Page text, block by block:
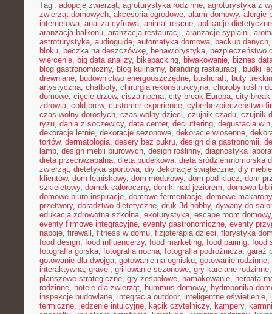
Tagi: adopcje zwierząt, agroturystyka rodzinne, agroturystyka z
zwierząt domowych, akcesoria ogrodowe, alarm domowy, alergie
internetowa, analiza cyfrowa, animal rescue, aplikacje dietetyczne
aranżacja balkonu, aranżacja restauracji, aranżacje sypialni,
astroturystyka, audioguide, automatyka domowa, backup danych
bloku, beczka na deszczówkę, behawiorystyka, bezpieczeństwo
wiercenie, big data analizy, bikepacking, biwakowanie, biznes
blog gastronomiczny, blog kulinarny, branding restauracji, budki
drewniane, budownictwo energooszczędne, bushcraft, buty
artystyczna, chatboty, chirurgia rekonstrukcyjna, choroby roślin
domowe, cięcie drzew, cisza nocna, city break Europa, city
zdrowia, cold brew, customer experience, cyberbezpieczeństwo
czas wolny dorosłych, czas wolny dzieci, czujnik czadu, czujnik
ryżu, dania z soczewicy, data center, decluttering, degustacja win
dekoracje letnie, dekoracje sezonowe, dekoracje wiosenne,
tortów, dermatologia, desery bez cukru, design dla gastronomii,
lamp, design mebli biurowych, design roślinny, diagnostyka
dieta przeciwzapalna, dieta pudełkowa, dieta śródziemnomorska
zwierząt, dietetyka sportowa, diy dekoracje świąteczne, diy
klientów, dom letniskowy, dom modułowy, dom pod klucz, dom
szkieletowy, domek całoroczny, domki nad jeziorem, domowa
domowe biuro inspiracje, domowe fermentacje, domowe makarony
przetwory, doradztwo dietetyczne, druk 3d hobby, dywany do
edukacja zdrowotna szkolna, ekoturystyka, escape room domowy
eventy firmowe integracyjne, eventy gastronomiczne, eventy
napoje, firewall , fitness w domu, fizjoterapia dzieci, florystyka
food design, food influencerzy, food marketing, food pairing, food
fotografia górska, fotografia nocna, fotografia podróżnicza, garaż
gotowanie dla dwojga, gotowanie na ognisku, gotowanie rodzinne,
interaktywna, gravel , grillowanie sezonowe, gry karciane rodzinne
planszowe strategiczne, gry zespołowe, hamakowanie, herbata
rodzinne, hotele dla zwierząt, hummus domowy, hydroponika
inspekcje budowlane, integracja outdoor, inteligentne oświetlenie,
termiczne, jedzenie intuicyjne, kącik czytelniczy, kampery,